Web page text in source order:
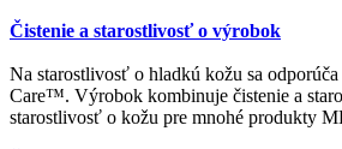
Čistenie a starostlivosť o výrobok
Na starostlivosť o hladkú kožu sa
Care™. Výrobok kombinuje čistenie a
starostlivosť o kožu pre mnohé produkty